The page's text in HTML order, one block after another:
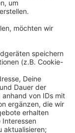
heute
auch hier
in der